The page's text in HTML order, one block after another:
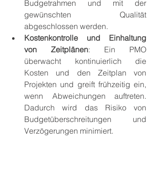
Budgetrahmen und mit der
gewünschten Qualität
abgeschlossen werden.
Kostenkontrolle und Einhaltung
von Zeitplänen: Ein PMO
überwacht kontinuierlich die
Kosten und den Zeitplan von
Projekten und greift frühzeitig ein,
wenn Abweichungen auftreten.
Dadurch wird das Risiko von
Budgetüberschreitungen und
Verzögerungen minimiert.